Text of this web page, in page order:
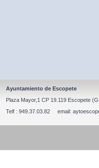
Ayuntamiento de Escopete
Plaza Mayor,1 CP 19.119 Escopete
Telf : 949.37.03.82 email: